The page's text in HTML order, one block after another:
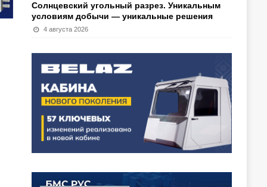
Солнцевский угольный разрез. Уникальным
условиям добычи — уникальные решения
4 августа 2026